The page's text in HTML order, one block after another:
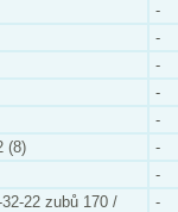
-
-
-
-
-
(8)
-
-
22 zubů 170 /
-